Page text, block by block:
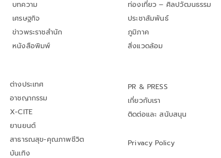
บทความ
เศรษฐกิจ
ข่าวพระราชสำนัก
หนังสือพิมพ์
ท่องเที่ยว – ศิลปวัฒนธรรม
ประชาสัมพันธ์
ภูมิภาค
สิ่งแวดล้อม
ต่างประเทศ
อาชญากรรม
X-CITE
ยานยนต์
สาธารณสุข-คุณภาพชีวิต
บันเทิง
PR & PRESS
เกี่ยวกับเรา
ติดต่อและ สนับสนุน
Privacy Policy